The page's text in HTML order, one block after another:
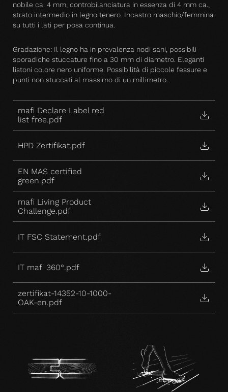
nobile ca. 4 mm, controbilanciatura in essenza di 4 mm ca.,
strato intermedio in legno tenero. Incastro maschio/femmina
su tutti i lati per posa continua.
Gradazione: Il legno ha in prevalenza nodi sani, possibili
sporadiche stuccature fino a 30 mm di diametro. Eleganti
listoni colore nero uniforme. Possibilità di piccole fessure e
punti non stuccati al massimo di un millimetro.
mafi Declare Label red
list free.pdf
HPD Zertifikat.pdf
EN MAS certified
green.pdf
mafi Living Product
Challenge.pdf
IT FSC Statement.pdf
IT mafi 360°.pdf
zertifikat-14352-10-1000-
OAK-en.pdf